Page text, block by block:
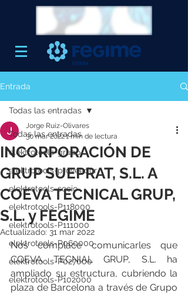
Entrada
Todas las entradas
elektrotools-grupo
elektrotools-proveedor
elektrotools-socio
elektrotools-P118000
elektrotools-P111000
elektrotools-P060000
elektrotools-P027000
elektrotools-P102000
Todas las entradas
INCORPORACIÓN DE
GRUP SUEPRAT, S.L. A
COEVA TECNICAL GRUP,
S.L. y FEGIME
Jorge Ruiz-Olivares
30 mar 20221 min de lectura
Actualizado: 31 mar 2022
Nos complace comunicarles que
COEVA TECNIAL GRUP, S.L. ha
ampliado su estructura, cubriendo la
plaza de Barcelona a través de Grupo